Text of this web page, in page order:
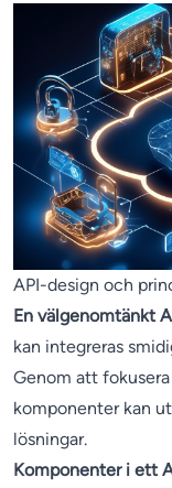
API-design och
En välgenomtänkt
kan integreras
Genom att
komponenter kan
lösningar.
Komponenter i ett